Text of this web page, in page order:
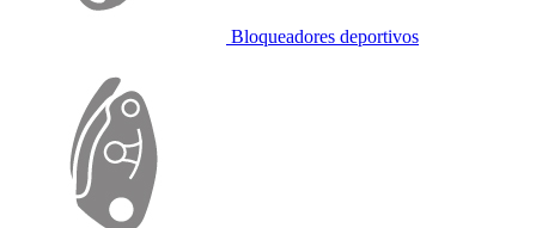
Bloqueadores deportivos